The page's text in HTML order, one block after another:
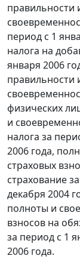
правильности
период с 1
налога на
января 2006
правильности
физических
и
налога за
2006 года,
страховых
страхование
декабря 2004
полноты и
взносов на
за период с 1
2006 года.